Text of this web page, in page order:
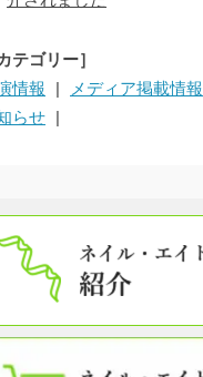
テゴリー］
情報
メディア掲載情報
らせ